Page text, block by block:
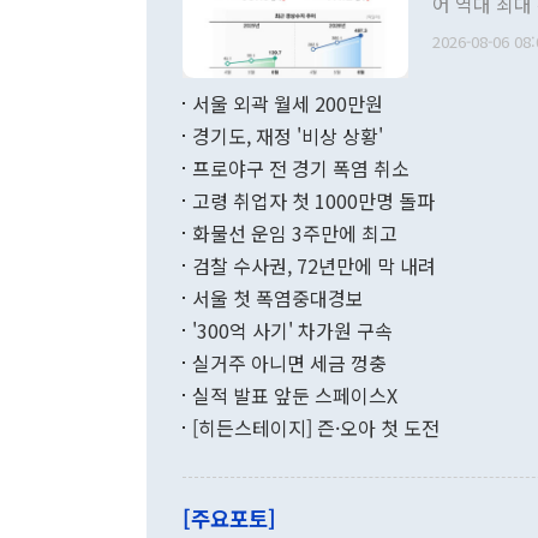
관의 무리한
다. [정동영 통일부 장관이 지난달 23일 오후 서울 종로구 정부서울청사에
무너졌다고
함께 4자 대
"우리의 선
관은 업무
료=한국은행] 한국은행이 6일 발표한 '2026년 6월 국제수지(잠정)'
며 월간 기
196.9% 급
수출은
기록했지만
로 전환됐다.
는 배당수입
2026-08-06
서울 외곽 월세 200만원
경기도, 재정 '비상 상황'
프로야구 전 경기 폭염 취소
고령 취업자 첫 1000만명 돌파
화물선 운임 3주만에 최고
검찰 수사권, 72년만에 막 내려
서울 첫 폭염중대경보
'300억 사기' 차가원 구속
실거주 아니면 세금 껑충
실적 발표 앞둔 스페이스X
[히든스테이지] 즌·오아 첫 도전
[주요포토]